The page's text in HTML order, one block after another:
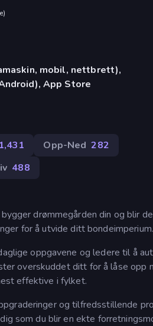
)
mobil, nettbrett),
App Store
1,431 Opp-Ned 282
488
drømmegården din og blir
for å utvide ditt bondeimperium.
oppgavene og ledere til å
overskuddet ditt for å låse
effektive i fylket.
og tilfredsstillende
som du blir en ekte